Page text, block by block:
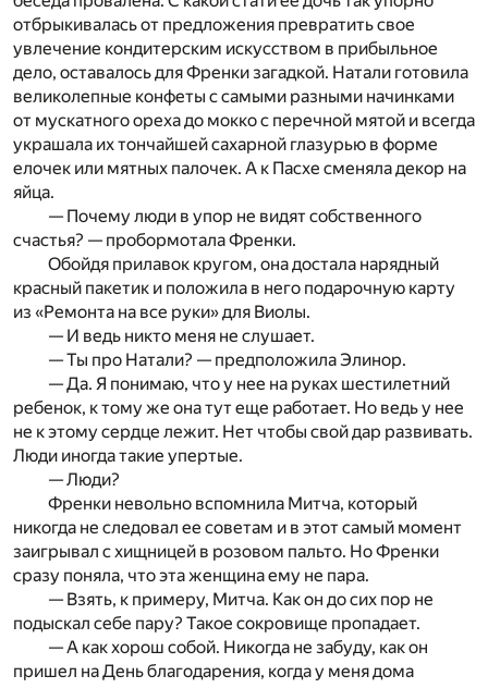
отбрыкивалась от предложения превратить свое
увлечение кондитерским искусством в прибыльное
дело, оставалось для Френки загадкой. Натали готовила
великолепные конфеты с самыми разными начинками
от мускатного ореха до мокко с перечной мятой и всегда
украшала их тончайшей сахарной глазурью в форме
елочек или мятных палочек. А к Пасхе сменяла декор на
яйца.
— Почему люди в упор не видят собственного
счастья? — пробормотала Френки.
Обойдя прилавок кругом, она достала нарядный
красный пакетик и положила в него подарочную карту
из «Ремонта на все руки» для Виолы.
— И ведь никто меня не слушает.
— Ты про Натали? — предположила Элинор.
— Да. Я понимаю, что у нее на руках шестилетний
ребенок, к тому же она тут еще работает. Но ведь у нее
не к этому сердце лежит. Нет чтобы свой дар развивать.
Люди иногда такие упертые.
— Люди?
Френки невольно вспомнила Митча, который
никогда не следовал ее советам и в этот самый момент
заигрывал с хищницей в розовом пальто. Но Френки
сразу поняла, что эта женщина ему не пара.
— Взять, к примеру, Митча. Как он до сих пор не
подыскал себе пару? Такое сокровище пропадает.
— А как хорош собой. Никогда не забуду, как он
пришел на День благодарения, когда у меня дома